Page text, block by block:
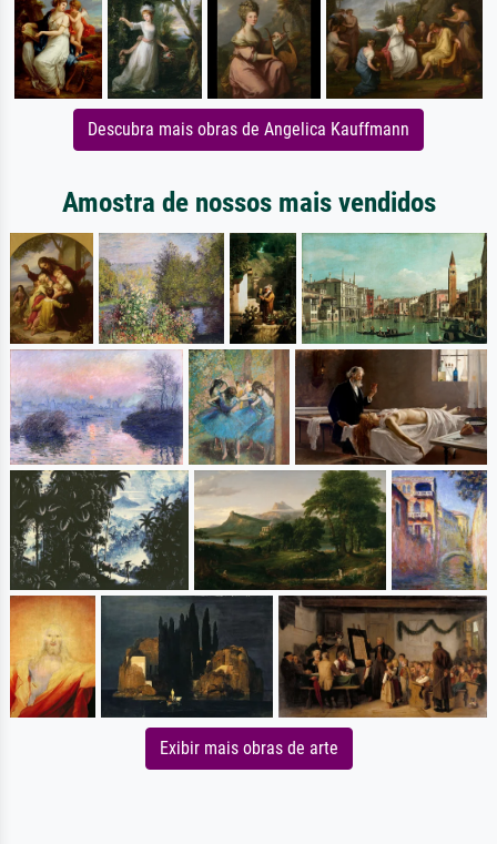
Descubra mais obras de Angelica Kauffmann
Amostra de nossos mais vendidos
Exibir mais obras de arte